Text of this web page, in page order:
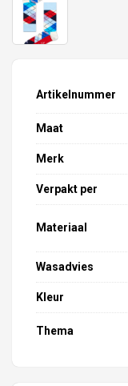
Artikelnummer
Maat
Merk
Verpakt per
Materiaal
Wasadvies
Kleur
Thema